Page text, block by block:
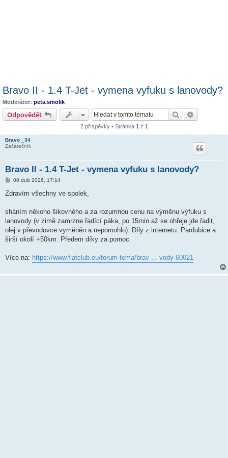
Bravo II - 1.4 T-Jet - vymena vyfuku s lanovody?
Moderátor: peta.smolik
Odpovědět Hledat
2 příspěvky • Stránka 1 z 1
Bravo _34
Začátečník
Bravo II - 1.4 T-Jet - vymena vyfuku s lanovody?
P
í
ě
e
k
08 dub 2026, 17:14
Zdravím všechny ve spolek,
sháním někoho šikovného a za rozumnou cenu na výměnu výfuku s
lanovody (v zimě zamrzne řadící páka, po 15min až se ohřeje jde řadit,
olej v převodovce vyměněn a nepomohlo). Díly z internetu. Pardubice a
širší okolí +50km. Předem díky za pomoc.
Více na: https://www.fiatclub.eu/forum-tema/brav ... vody-60021